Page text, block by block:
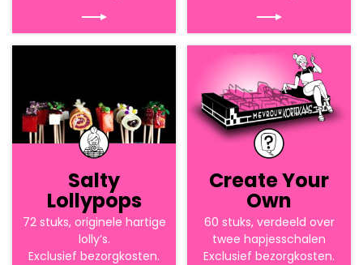
Salty
Lollypops
72 stuks, originele hartige
lolly’s.
Exclusief bezorgkosten.
Create Your
Own
60 stuks, verdeeld over
twee hapjesschalen
Exclusief bezorgkosten.